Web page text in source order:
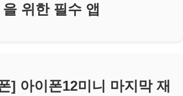
을 위한 필수 앱
] 아이폰12미니 마지막 재